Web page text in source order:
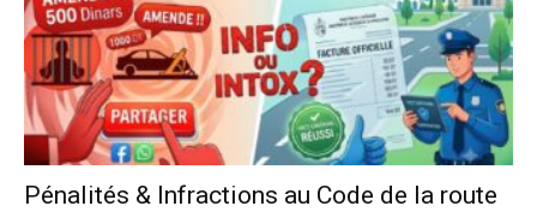
Pénalités & Infractions au Code de la route